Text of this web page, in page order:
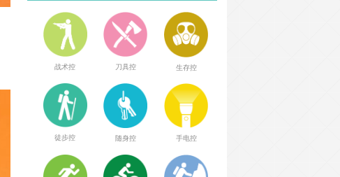
战术控 刀具控 生存控
徒步控 随身控 手电控